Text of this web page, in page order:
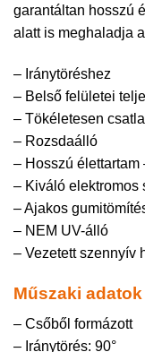
garantáltan hosszú
alatt is meghaladja
– Iránytöréshez
– Belső felületei
– Tökéletesen
– Rozsdaálló
– Hosszú élettartam
– Kiváló elektromos
– Ajakos
– NEM UV-álló
– Vezetett szennyív
Műszaki adatok
– Csőből formázott
– Iránytörés: 90°